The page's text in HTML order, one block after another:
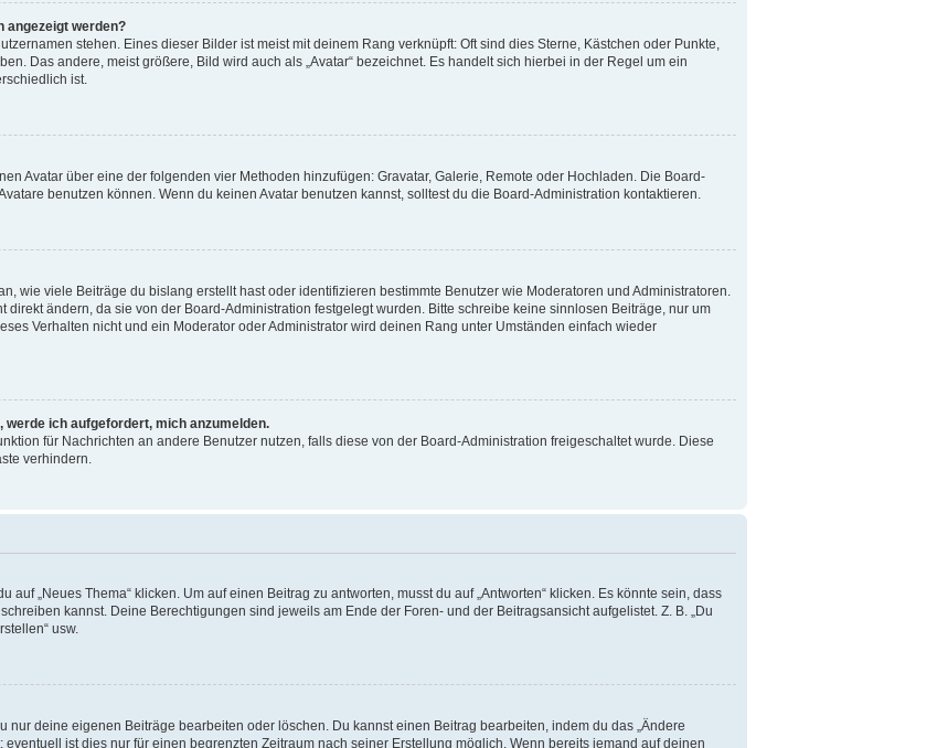
angezeigt werden?
stehen. Eines dieser Bilder ist meist mit deinem Rang verknüpft: Oft sind dies Sterne, Kästchen oder Punkte,
Das andere, meist größere, Bild wird auch als „Avatar“ bezeichnet. Es handelt sich hierbei in der Regel um ein
ist.
Avatar über eine der folgenden vier Methoden hinzufügen: Gravatar, Galerie, Remote oder Hochladen. Die Board-
benutzen können. Wenn du keinen Avatar benutzen kannst, solltest du die Board-Administration kontaktieren.
wie viele Beiträge du bislang erstellt hast oder identifizieren bestimmte Benutzer wie Moderatoren und Administratoren.
ändern, da sie von der Board-Administration festgelegt wurden. Bitte schreibe keine sinnlosen Beiträge, nur um
Verhalten nicht und ein Moderator oder Administrator wird deinen Rang unter Umständen einfach wieder
werde ich aufgefordert, mich anzumelden.
für Nachrichten an andere Benutzer nutzen, falls diese von der Board-Administration freigeschaltet wurde. Diese
verhindern.
auf „Neues Thema“ klicken. Um auf einen Beitrag zu antworten, musst du auf „Antworten“ klicken. Es könnte sein, dass
kannst. Deine Berechtigungen sind jeweils am Ende der Foren- und der Beitragsansicht aufgelistet. Z. B. „Du
usw.
nur deine eigenen Beiträge bearbeiten oder löschen. Du kannst einen Beitrag bearbeiten, indem du das „Ändere
ist dies nur für einen begrenzten Zeitraum nach seiner Erstellung möglich. Wenn bereits jemand auf deinen